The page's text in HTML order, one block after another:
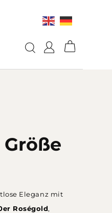
Eleganz mit
Roségold,